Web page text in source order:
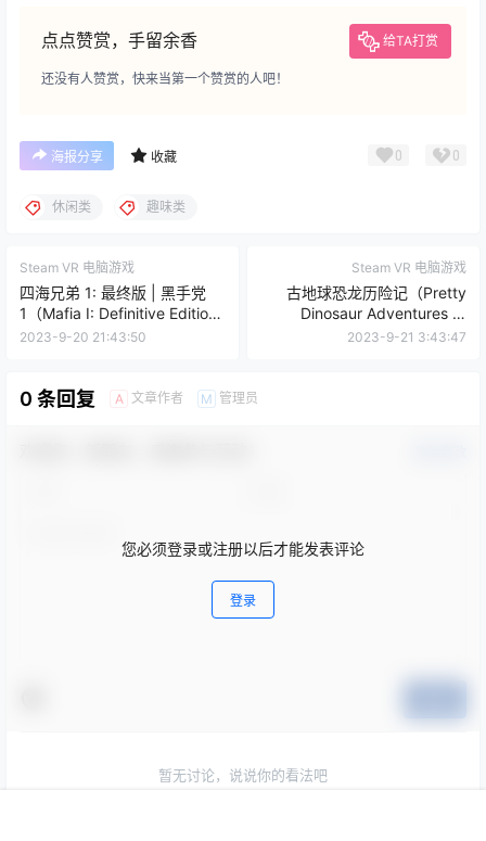
点点赞赏，手留余香 给TA打赏
还没有人赞赏，快来当第一个赞赏的人吧！
海报分享 收藏 0 0
休闲类 趣味类
Steam VR 电脑游戏
四海兄弟 1: 最终版 | 黑手党
1（Mafia I: Definitive Edition
on Steam）
2023-9-20 21:43:50
Steam VR 电脑游戏
古地球恐龙历险记（Pretty
Dinosaur Adventures of
Ancient Earth VR)
2023-9-21 3:43:47
0 条回复 A 文章作者 M 管理员
您必须登录或注册以后才能发表评论
登录
暂无讨论，说说你的看法吧